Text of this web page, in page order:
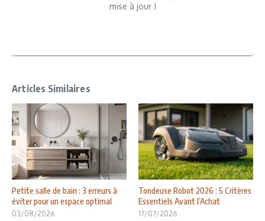
mise à jour !
Articles Similaires
Petite salle de bain : 3 erreurs à
éviter pour un espace optimal
03/08/2026
Tondeuse Robot 2026 : 5 Critères
Essentiels Avant l’Achat
17/07/2026